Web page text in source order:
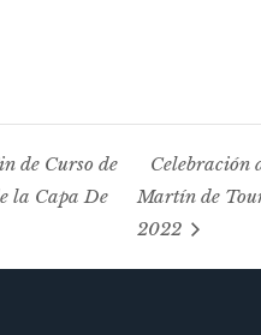
de Curso de
la Capa De
Celebración
Martín de
2022